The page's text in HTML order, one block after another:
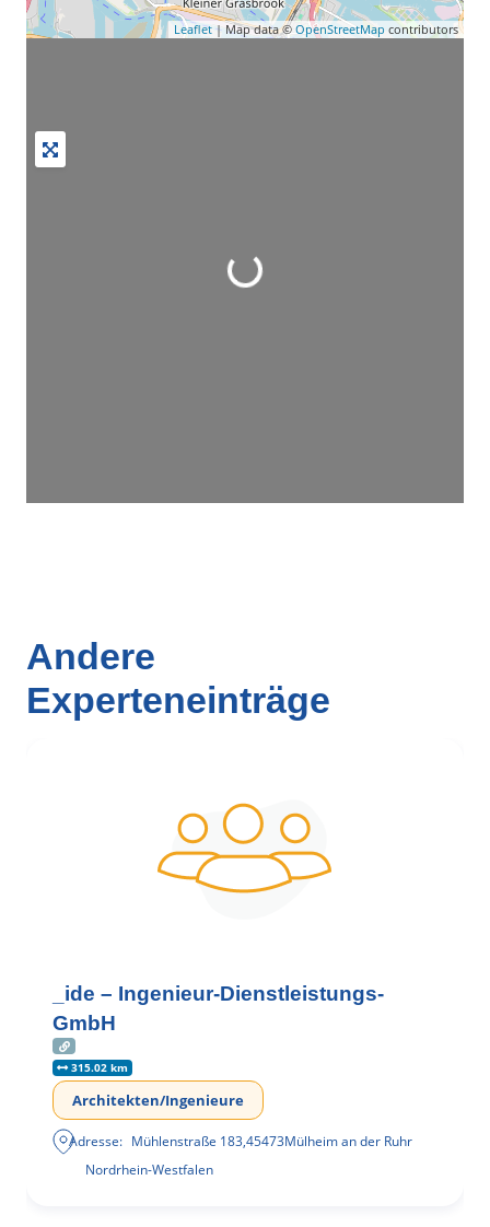
Leaflet | Map data © OpenStreetMap contributors
Wird geladen …
Andere
Experteneinträge
_ide – Ingenieur-Dienstleistungs-
GmbH
315.02 km
Architekten/Ingenieure
Adresse: Mühlenstraße 183,45473Mülheim an der Ruhr
Nordrhein-Westfalen